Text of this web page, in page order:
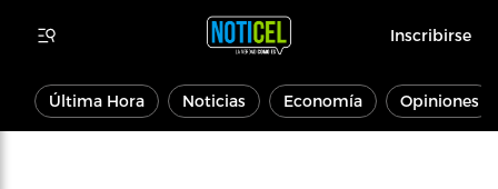
Inscribirse
Última Hora Noticias Economía Opiniones